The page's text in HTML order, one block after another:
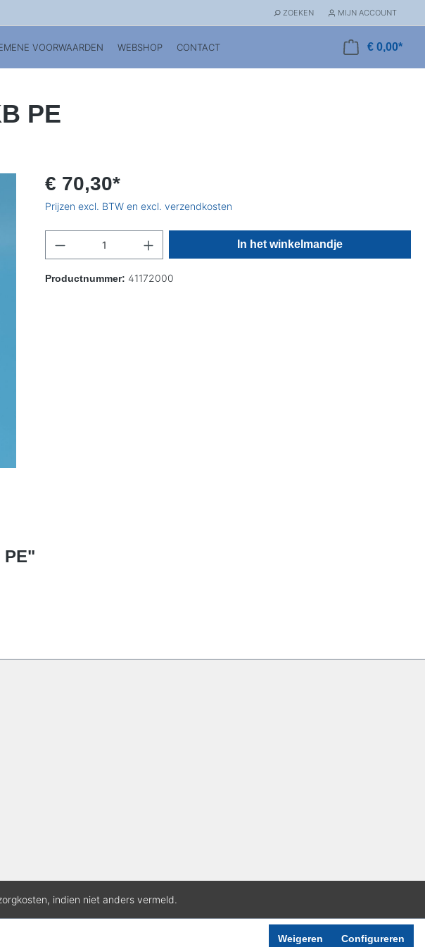
ZOEKEN MIJN ACCOUNT
VOORWAARDEN WEBSHOP CONTACT € 0,00*
PE
€ 70,30*
Prijzen excl. BTW en excl. verzendkosten
In het winkelmandje
Productnummer: 41172000
PE"
indien niet anders vermeld.
Weigeren Configureren